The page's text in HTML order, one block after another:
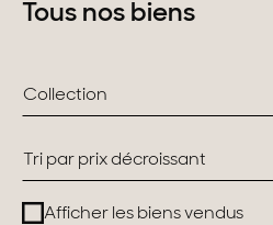
Provence
Suisse
Genève
Canton de Vaud
Tous nos biens
Collection
Tri par prix décroissant
Afficher les biens vendus